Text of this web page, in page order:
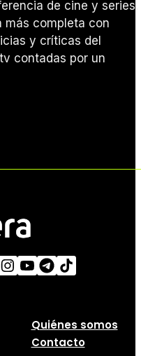
de cine y series.
más completa con
y críticas del
contadas por un
Quiénes somos
Contacto